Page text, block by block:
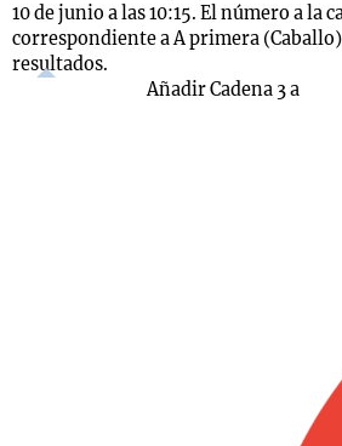
10 de junio a las 10:15. El número a la
correspondiente a A primera
resultados.
Añadir Cadena 3 a